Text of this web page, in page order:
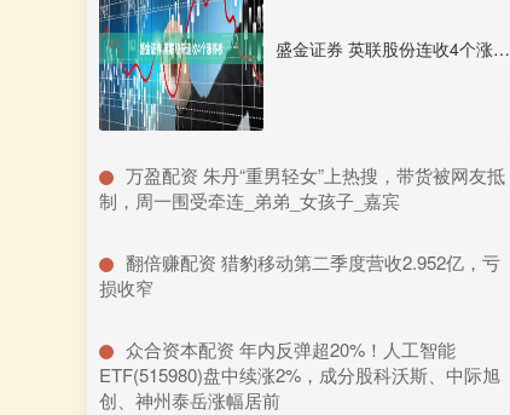
盛金证券 英联股份连收4个涨停板
​万盈配资 朱丹“重男轻女”上热搜，带货被网友抵
制，周一围受牵连_弟弟_女孩子_嘉宾
​翻倍赚配资 猎豹移动第二季度营收2.952亿，亏
损收窄
​众合资本配资 年内反弹超20%！人工智能
ETF(515980)盘中续涨2%，成分股科沃斯、中际旭
创、神州泰岳涨幅居前